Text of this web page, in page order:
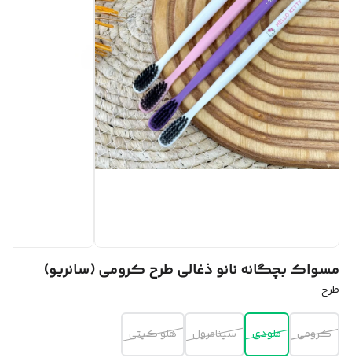
مسواک بچگانه نانو ذغالی طرح کرومی (سانریو)
طرح
کرومی ملودی سینامرول هلو کیتی